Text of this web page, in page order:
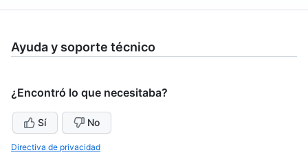
Ayuda y soporte técnico
¿Encontró lo que necesitaba?
Sí No
Directiva de privacidad